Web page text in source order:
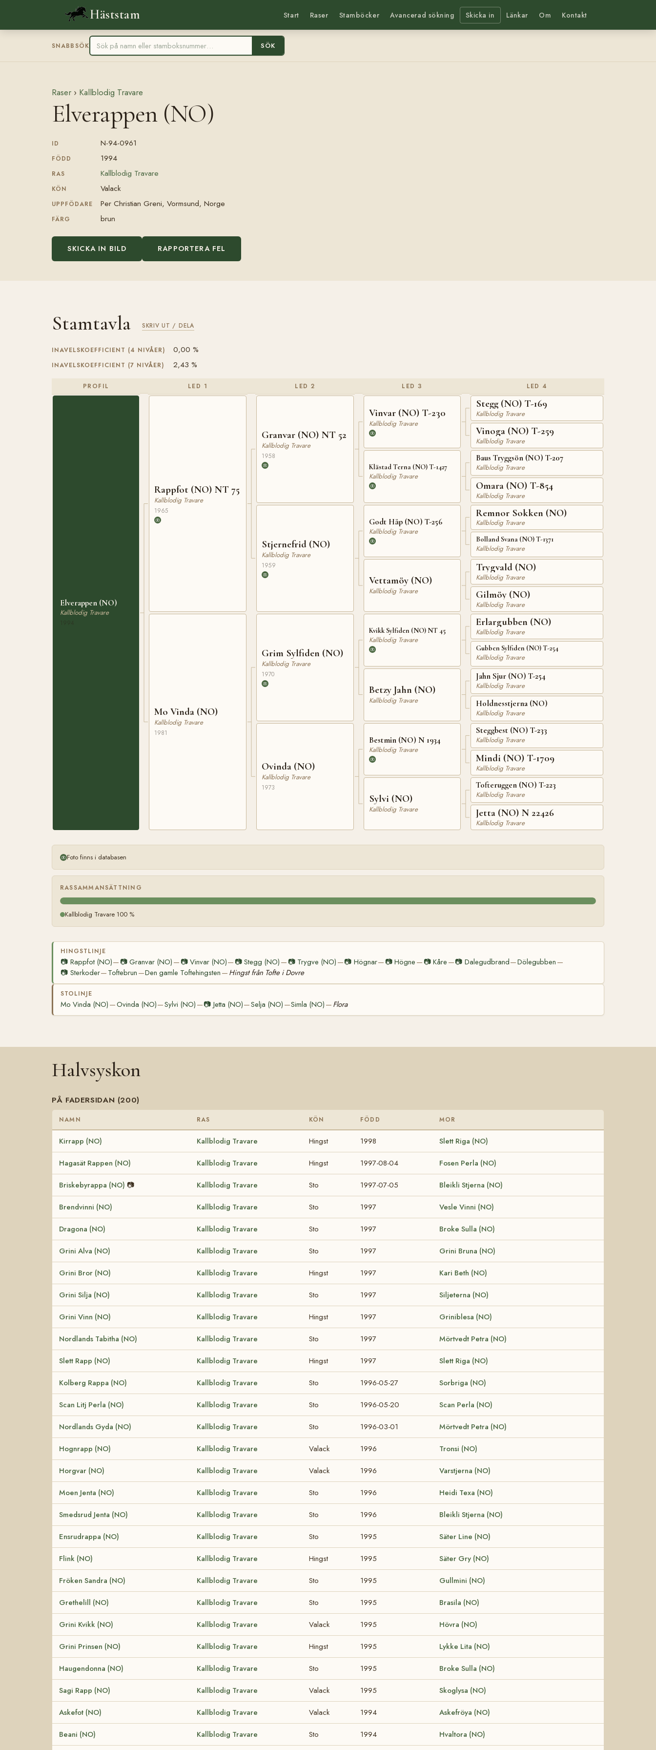
Häststam Start Raser Stamböcker Avancerad sökning Skicka in Länkar Om Kontakt
SNABBSÖK SÖK
Raser › Kallblodig Travare
Elverappen (NO)
ID N-94-0961
FÖDD 1994
RAS Kallblodig Travare
KÖN Valack
UPPFÖDARE Per Christian Greni, Vormsund, Norge
FÄRG brun
SKICKA IN BILD RAPPORTERA FEL
Stamtavla SKRIV UT / DELA
INAVELSKOEFFICIENT (4 NIVÅER) 0,00 %
INAVELSKOEFFICIENT (7 NIVÅER) 2,43 %
PROFIL
Elverappen (NO)
Kallblodig Travare
LED 1
Rappfot (NO) NT 75
Kallblodig Travare
1965
Mo Vinda (NO)
Kallblodig Travare
1981
LED 2
Granvar (NO) NT 52
Kallblodig Travare
1958
Stjernefrid (NO)
Kallblodig Travare
1959
Grim Sylfiden (NO)
Kallblodig Travare
1970
Ovinda (NO)
Kallblodig Travare
1973
LED 3
Vinvar (NO) T-230
Kallblodig Travare
Klästad Terna (NO) T-1427
Kallblodig Travare
Godt Håp (NO) T-256
Kallblodig Travare
Vettamöy (NO)
Kallblodig Travare
Kvikk Sylfiden (NO) NT 45
Kallblodig Travare
Betzy Jahn (NO)
Kallblodig Travare
Bestmin (NO) N 1934
Kallblodig Travare
Sylvi (NO)
Kallblodig Travare
LED 4
Stegg (NO) T-169
Kallblodig Travare
Vinoga (NO) T-259
Kallblodig Travare
Baus Tryggsön (NO) T-207
Kallblodig Travare
Omara (NO) T-854
Kallblodig Travare
Remnor Sokken (NO)
Kallblodig Travare
Bolland Svana (NO) T-1371
Kallblodig Travare
Trygvald (NO)
Kallblodig Travare
Gilmöy (NO)
Kallblodig Travare
Erlargubben (NO)
Kallblodig Travare
Gubben Sylfiden (NO) T-254
Kallblodig Travare
Jahn Sjur (NO) T-254
Kallblodig Travare
Holdnesstjerna (NO)
Kallblodig Travare
Steggbest (NO) T-233
Kallblodig Travare
Mindi (NO) T-1709
Kallblodig Travare
Tofteruggen (NO) T-223
Kallblodig Travare
Jetta (NO) N 22426
Kallblodig Travare
Foto finns i databasen
RASSAMMANSÄTTNING
Kallblodig Travare 100 %
HINGSTLINJE
📷 Rappfot (NO)— 📷Granvar (NO) — 📷 Vinvar (NO)— 📷 Stegg (NO) — 📷 Trygve (NO) —📷 Högnar— 📷Högne — 📷Kåre —📷 Dalegudbrand—Dölegubben —
📷 Sterkoder— Toftebrun —Den gamle Toftehingsten — Hingst från Tofte i Dovre
STOLINJE
Mo Vinda (NO) —Ovinda (NO)—Sylvi (NO) —📷 Jetta (NO)—Selja (NO) —Simla (NO) — Flora
Halvsyskon
PÅ FADERSIDAN (200)
NAMN RAS KÖN FÖDD MOR
Kirrapp (NO) Kallblodig Travare Hingst 1998 Slett Riga (NO)
Hagasät Rappen (NO) Kallblodig Travare Hingst 1997-08-04 Fosen Perla (NO)
Briskebyrappa (NO) 📷 Kallblodig Travare Sto 1997-07-05 Bleikli Stjerna (NO)
Brendvinni (NO) Kallblodig Travare Sto 1997 Vesle Vinni (NO)
Dragona (NO) Kallblodig Travare Sto 1997 Broke Sulla (NO)
Grini Alva (NO) Kallblodig Travare Sto 1997 Grini Bruna (NO)
Grini Bror (NO) Kallblodig Travare Hingst 1997 Kari Beth (NO)
Grini Silja (NO) Kallblodig Travare Sto 1997 Siljeterna (NO)
Grini Vinn (NO) Kallblodig Travare Hingst 1997 Griniblesa (NO)
Nordlands Tabitha (NO) Kallblodig Travare Sto 1997 Mörtvedt Petra (NO)
Slett Rapp (NO) Kallblodig Travare Hingst 1997 Slett Riga (NO)
Kolberg Rappa (NO) Kallblodig Travare Sto 1996-05-27 Sorbriga (NO)
Scan Litj Perla (NO) Kallblodig Travare Sto 1996-05-20 Scan Perla (NO)
Nordlands Gyda (NO) Kallblodig Travare Sto 1996-03-01 Mörtvedt Petra (NO)
Hognrapp (NO) Kallblodig Travare Valack 1996 Tronsi (NO)
Horgvar (NO) Kallblodig Travare Valack 1996 Varstjerna (NO)
Moen Jenta (NO) Kallblodig Travare Sto 1996 Heidi Texa (NO)
Smedsrud Jenta (NO) Kallblodig Travare Sto 1996 Bleikli Stjerna (NO)
Ensrudrappa (NO) Kallblodig Travare Sto 1995 Säter Line (NO)
Flink (NO) Kallblodig Travare Hingst 1995 Säter Gry (NO)
Fröken Sandra (NO) Kallblodig Travare Sto 1995 Gullmini (NO)
Grethelill (NO) Kallblodig Travare Sto 1995 Brasila (NO)
Grini Kvikk (NO) Kallblodig Travare Valack 1995 Hövra (NO)
Grini Prinsen (NO) Kallblodig Travare Hingst 1995 Lykke Lita (NO)
Haugendonna (NO) Kallblodig Travare Sto 1995 Broke Sulla (NO)
Sagi Rapp (NO) Kallblodig Travare Valack 1995 Skoglysa (NO)
Askefot (NO) Kallblodig Travare Valack 1994 Askefröya (NO)
Beani (NO) Kallblodig Travare Sto 1994 Hvaltora (NO)